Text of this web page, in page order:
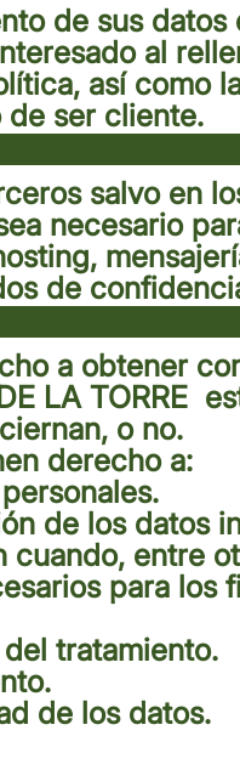
de sus datos
al
así como
ser cliente.
salvo en
necesario
de
a obtener
LA TORRE
o no.
derecho a:
de los datos
cuando, entre
para los
tratamiento.
de los datos.